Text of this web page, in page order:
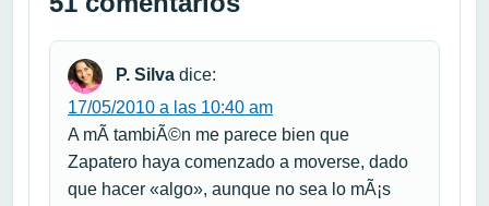
P. Silva dice:
17/05/2010 a las 10:40 am
A mÃ­ tambiÃ©n me parece bien que
Zapatero haya comenzado a moverse, dado
que hacer «algo», aunque no sea lo mÃ¡s